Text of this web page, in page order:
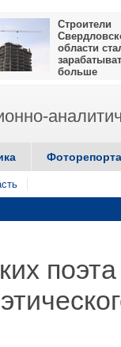
Строители
области
больше